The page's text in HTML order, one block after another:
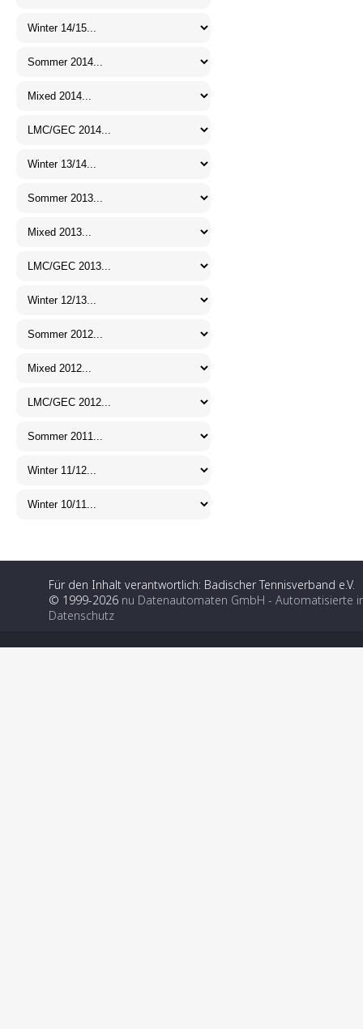
Für den Inhalt verantwortlich: Badischer Tennisverband e.V.
© 1999-2026 nu Datenautomaten GmbH - Automatisierte
Datenschutz